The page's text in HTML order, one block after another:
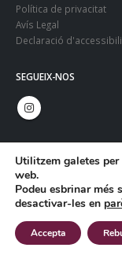
Política de privacitat
Avís Legal
Declaració
SEGUEIX-NOS
© Copyright 2024.
Utilitzem galetes
web.
Podeu esbrinar més
desactivar-les en
Accepta